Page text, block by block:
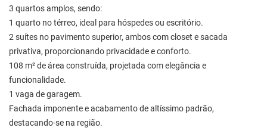
3 quartos amplos, sendo:
1 quarto no térreo, ideal para hóspedes ou escritório.
2 suítes no pavimento superior, ambos com closet e sacada
privativa, proporcionando privacidade e conforto.
108 m² de área construída, projetada com elegância e
funcionalidade.
1 vaga de garagem.
Fachada imponente e acabamento de altíssimo padrão,
destacando-se na região.